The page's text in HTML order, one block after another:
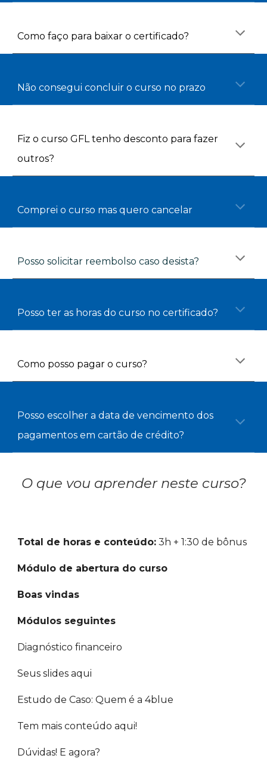
Como faço para baixar o certificado?
Não consegui concluir o curso no prazo
Fiz o curso GFL tenho desconto para fazer
outros?
Comprei o curso mas quero cancelar
Posso solicitar reembolso caso desista?
Posso ter as horas do curso no certificado?
Como posso pagar o curso?
Posso escolher a data de vencimento dos
pagamentos em cartão de crédito?
O que vou aprender neste curso?
Total de horas e conteúdo: 3h + 1:30 de bônus
Módulo de abertura do curso
Boas vindas
Módulos seguintes
Diagnóstico financeiro
Seus slides aqui
Estudo de Caso: Quem é a 4blue
Tem mais conteúdo aqui!
Dúvidas! E agora?